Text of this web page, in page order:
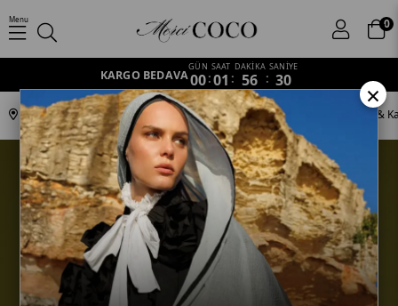
0
Menu
KARGO BEDAVA
GÜN
00:
SAAT
01 :
DAKİKA
56 :
SANİYE
30
Anasayfa Koleksiyonlar Ottoman SV-HURREM-42 Susam Işıltısı
×